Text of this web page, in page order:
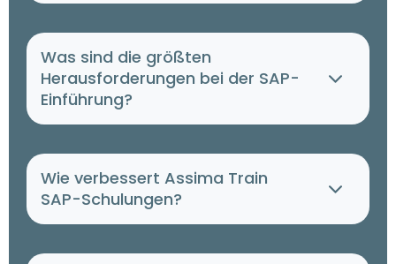
Was sind die größten
Herausforderungen bei der SAP-
Einführung?
Wie verbessert Assima Train
SAP-Schulungen?